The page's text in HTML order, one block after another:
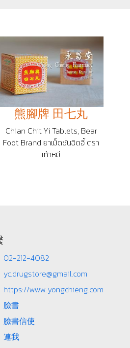
熊腳牌 田七丸
Chian Chit Yi Tablets, Bear
Foot Brand ยาเม็ดชั่นฉิดอี้ ตรา
เท้าหมี
02-212-4082
yc.drugstore@gmail.com
https://www.yongchieng.com
臉書
臉書信使
連我